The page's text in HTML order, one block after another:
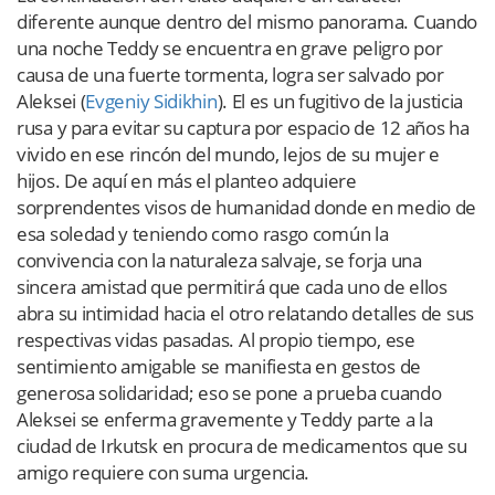
diferente aunque dentro del mismo panorama. Cuando
una noche Teddy se encuentra en grave peligro por
causa de una fuerte tormenta, logra ser salvado por
Aleksei (Evgeniy Sidikhin). El es un fugitivo de la justicia
rusa y para evitar su captura por espacio de 12 años ha
vivido en ese rincón del mundo, lejos de su mujer e
hijos. De aquí en más el planteo adquiere
sorprendentes visos de humanidad donde en medio de
esa soledad y teniendo como rasgo común la
convivencia con la naturaleza salvaje, se forja una
sincera amistad que permitirá que cada uno de ellos
abra su intimidad hacia el otro relatando detalles de sus
respectivas vidas pasadas. Al propio tiempo, ese
sentimiento amigable se manifiesta en gestos de
generosa solidaridad; eso se pone a prueba cuando
Aleksei se enferma gravemente y Teddy parte a la
ciudad de Irkutsk en procura de medicamentos que su
amigo requiere con suma urgencia.